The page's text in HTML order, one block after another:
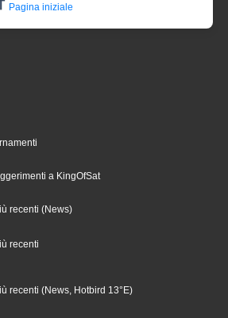
Pagina iniziale
a KingOfSat
recenti (News)
recenti
recenti (News, Hotbird 13°E)